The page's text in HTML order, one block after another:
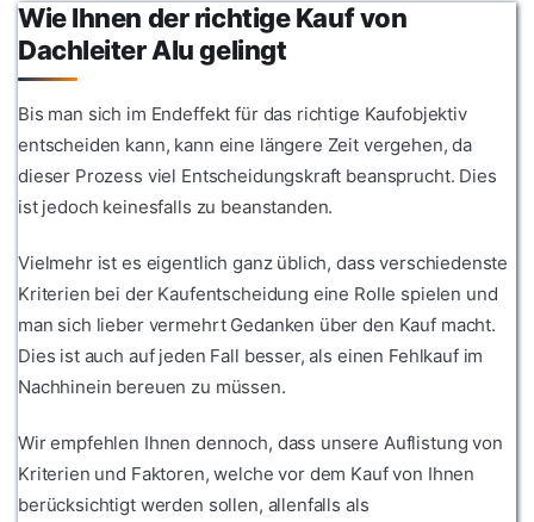
Wie Ihnen der richtige Kauf von
Dachleiter Alu gelingt
Bis man sich im Endeffekt für das richtige Kaufobjektiv
entscheiden kann, kann eine längere Zeit vergehen, da
dieser Prozess viel Entscheidungskraft beansprucht. Dies
ist jedoch keinesfalls zu beanstanden.
Vielmehr ist es eigentlich ganz üblich, dass verschiedenste
Kriterien bei der Kaufentscheidung eine Rolle spielen und
man sich lieber vermehrt Gedanken über den Kauf macht.
Dies ist auch auf jeden Fall besser, als einen Fehlkauf im
Nachhinein bereuen zu müssen.
Wir empfehlen Ihnen dennoch, dass unsere Auflistung von
Kriterien und Faktoren, welche vor dem Kauf von Ihnen
berücksichtigt werden sollen, allenfalls als